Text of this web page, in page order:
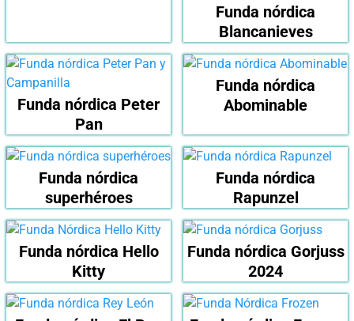
Funda nórdica
Blancanieves
Funda nórdica Peter
Pan
Funda nórdica
Abominable
Funda nórdica
superhéroes
Funda nórdica
Rapunzel
Funda nórdica Hello
Kitty
Funda nórdica Gorjuss
2024